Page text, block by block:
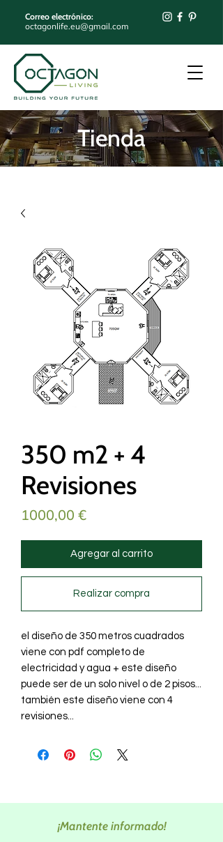
Correo electrónico:
octagonlife.eu@gmail.com
Tienda
350 m2 + 4
Revisiones
1000,00 €Precio
Agregar al carrito
Realizar compra
el diseño de 350 metros cuadrados
viene con pdf completo de
electricidad y agua + este diseño
puede ser de un solo nivel o de 2 pisos...
también este diseño viene con 4
revisiones...
¡Mantente informado!